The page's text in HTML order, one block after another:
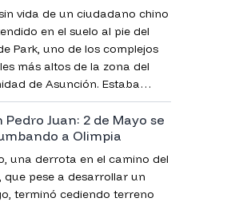
vida de un ciudadano chino
en el suelo al pie del
Park, uno de los complejos
más altos de la zona del
de Asunción. Estaba
desnudo y, para
los primeros en llegar,
una bolsa de plástico de
confirmó la Policía.
Pedro Juan: 2 de Mayo se
a Olimpia
una derrota en el camino del
que pese a desarrollar un
terminó cediendo terreno